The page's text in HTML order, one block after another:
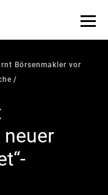
Börsenmakler vor